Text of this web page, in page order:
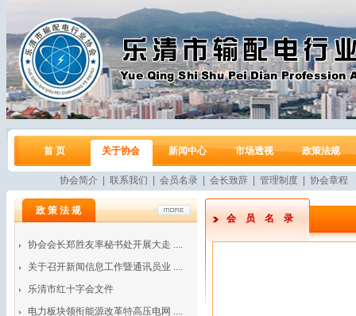
首 页 关于协会 新闻中心 市场透视 政策法规
协会简介 联系我们 会员名录 会长致辞 管理制度 协会章程
政 策 法 规
协会会长郑胜友率秘书处开展大走 ....
关于召开新闻信息工作暨通讯员业 ....
乐清市红十字会文件
电力板块领衔能源改革特高压电网 ....
会员名录